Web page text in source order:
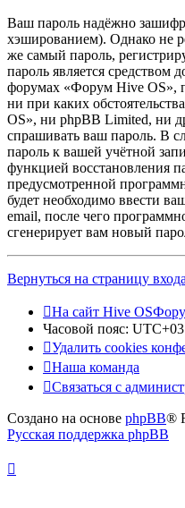
Ваш пароль надёжно
хэшированием). Однако не
же самый пароль,
пароль является средством
форумах «Форум Hive OS»,
ни при каких
OS», ни phpBB Limited, ни
спрашивать ваш пароль. В
пароль к вашей учётной
функцией восстановления
предусмотренной
будет необходимо ввести
email, после чего
сгенерирует вам новый
Вернуться на страницу входа
На сайт Hive OS
Часовой пояс:
Удалить cookies
Наша команда
Связаться с
Создано на основе phpBB®
Русская поддержка phpBB